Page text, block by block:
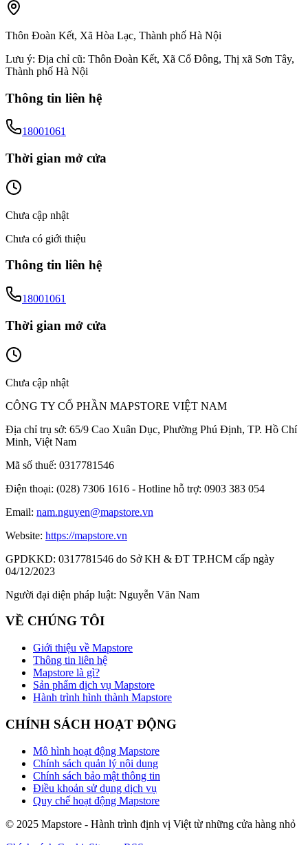
Thôn Đoàn Kết, Xã Hòa Lạc, Thành phố Hà Nội
Lưu ý: Địa chỉ cũ: Thôn Đoàn Kết, Xã Cổ Đông, Thị xã Sơn Tây,
Thành phố Hà Nội
Thông tin liên hệ
18001061
Thời gian mở cửa
Chưa cập nhật
Chưa có giới thiệu
Thông tin liên hệ
18001061
Thời gian mở cửa
Chưa cập nhật
CÔNG TY CỔ PHẦN MAPSTORE VIỆT NAM
Địa chỉ trụ sở: 65/9 Cao Xuân Dục, Phường Phú Định, TP. Hồ Chí
Minh, Việt Nam
Mã số thuế: 0317781546
Điện thoại: (028) 7306 1616 - Hotline hỗ trợ: 0903 383 054
Email: nam.nguyen@mapstore.vn
Website: https://mapstore.vn
GPDKKD: 0317781546 do Sở KH & ĐT TP.HCM cấp ngày
04/12/2023
Người đại diện pháp luật: Nguyễn Văn Nam
VỀ CHÚNG TÔI
Giới thiệu về Mapstore
Thông tin liên hệ
Mapstore là gì?
Sản phẩm dịch vụ Mapstore
Hành trình hình thành Mapstore
CHÍNH SÁCH HOẠT ĐỘNG
Mô hình hoạt động Mapstore
Chính sách quản lý nội dung
Chính sách bảo mật thông tin
Điều khoản sử dụng dịch vụ
Quy chế hoạt động Mapstore
© 2025 Mapstore - Hành trình định vị Việt từ những cửa hàng nhỏ